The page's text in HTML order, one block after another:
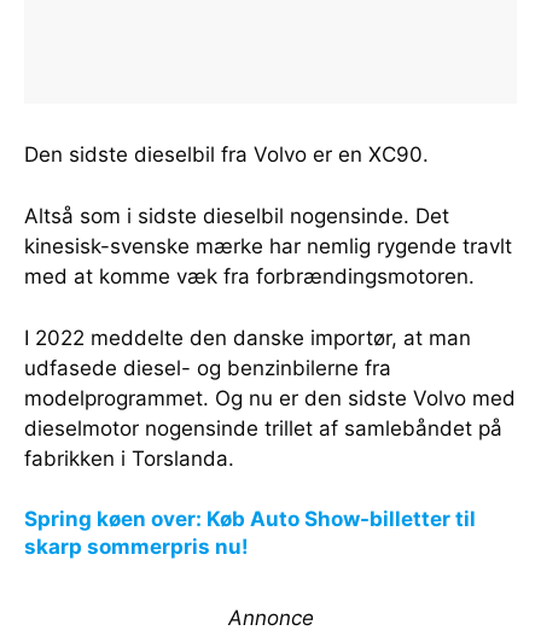
Den sidste dieselbil fra Volvo er en XC90.
Altså som i sidste dieselbil nogensinde. Det
kinesisk-svenske mærke har nemlig rygende travlt
med at komme væk fra forbrændingsmotoren.
I 2022 meddelte den danske importør, at man
udfasede diesel- og benzinbilerne fra
modelprogrammet. Og nu er den sidste Volvo med
dieselmotor nogensinde trillet af samlebåndet på
fabrikken i Torslanda.
Spring køen over: Køb Auto Show-billetter til
skarp sommerpris nu!
Annonce